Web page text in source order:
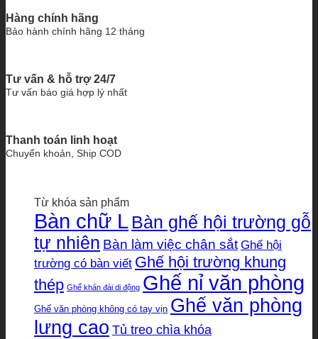
Hàng chính hãng
Bảo hành chính hãng 12 tháng
Tư vấn & hỗ trợ 24/7
Tư vấn báo giá hợp lý nhất
Thanh toán linh hoạt
Chuyển khoản, Ship COD
Từ khóa sản phẩm
Bàn chữ L Bàn ghế hội trường gỗ
tự nhiên Bàn làm việc chân sắt Ghế hội
trường có bàn viết Ghế hội trường khung
thép Ghế khán đài di động Ghế nỉ văn phòng
Ghế văn phòng không có tay vịn Ghế văn phòng
lưng cao Tủ treo chìa khóa